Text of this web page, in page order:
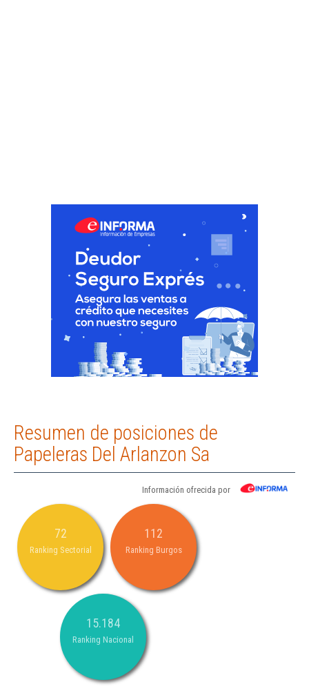
Resumen de posiciones de
Papeleras Del Arlanzon Sa
Información ofrecida por
72
Ranking Sectorial
112
Ranking Burgos
15.184
Ranking Nacional